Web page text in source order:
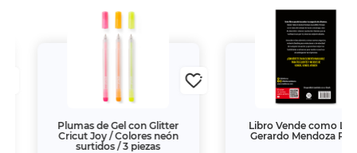
Plumas de Gel con Glitter
Cricut Joy / Colores neón
surtidos / 3 piezas
Libro Vende como Loco
Gerardo Mendoza Peña